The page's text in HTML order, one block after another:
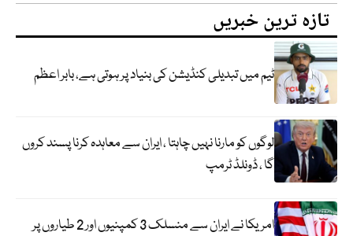
تازہ ترین خبریں
ٹیم میں تبدیلی کنڈیشن کی بنیاد پر ہوتی ہے، بابر اعظم
لوگوں کو مارنا نہیں چاہتا ، ایران سے معاہدہ کرنا پسند کروں
گا ، ڈونلڈ ٹرمپ
امریکا نے ایران سے منسلک 3 کمپنیوں اور 2 طیاروں پر